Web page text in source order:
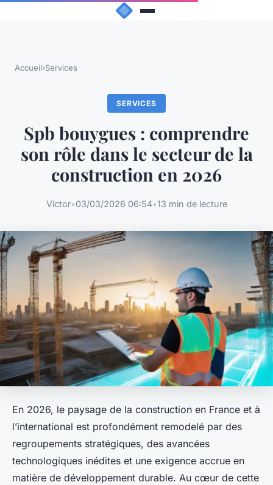
Accueil›Services
SERVICES
Spb bouygues : comprendre
son rôle dans le secteur de la
construction en 2026
Victor•03/03/2026 06:54•13 min de lecture
En 2026, le paysage de la construction en France et à
l’international est profondément remodelé par des
regroupements stratégiques, des avancées
technologiques inédites et une exigence accrue en
matière de développement durable. Au cœur de cette